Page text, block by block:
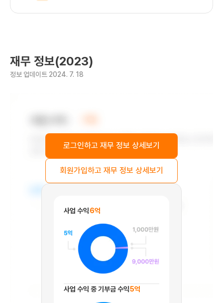
재무 정보(2023)
정보 업데이트 2024. 7. 18
사업 수익6억
사업 수익 중 기부금 수익5억
로그인하고 재무 정보 상세보기
회원가입하고 재무 정보 상세보기